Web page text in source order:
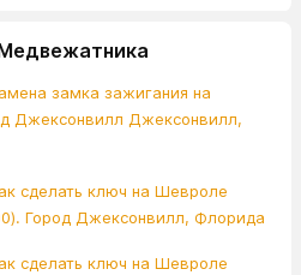
замка зажигания на
Джексонвилл Джексонвилл,
сделать ключ на Шевроле
Город Джексонвилл, Флорида
сделать ключ на Шевроле